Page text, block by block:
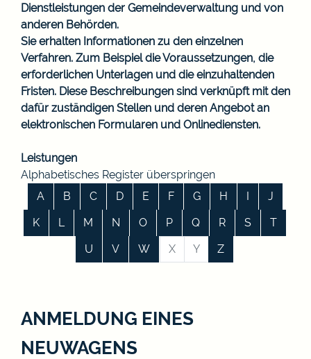
Dienstleistungen der Gemeindeverwaltung und von
anderen Behörden.
Sie erhalten Informationen zu den einzelnen
Verfahren. Zum Beispiel die Voraussetzungen, die
erforderlichen Unterlagen und die einzuhaltenden
Fristen. Diese Beschreibungen sind verknüpft mit den
dafür zuständigen Stellen und deren Angebot an
elektronischen Formularen und Onlinediensten.
Leistungen
Alphabetisches Register überspringen
A
B C D E F G H I
J
K
L M N O P Q R S
T
U
V W X Y Z
ANMELDUNG EINES
NEUWAGENS